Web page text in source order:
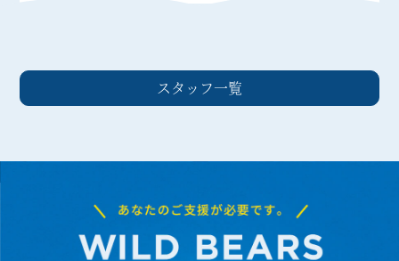
スタッフ一覧